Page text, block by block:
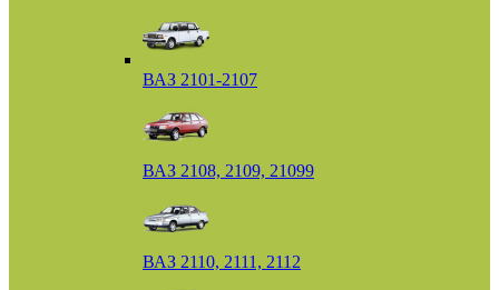
ВАЗ 2101-2107
ВАЗ 2108, 2109, 21099
ВАЗ 2110, 2111, 2112